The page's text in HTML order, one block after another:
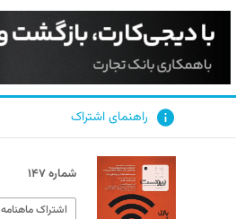
راهنمای اشتراک
شماره ۱۴۷
اشتراک ماهنامه